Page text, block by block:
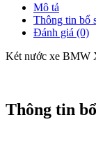
Mô tả
Thông tin bổ
Đánh giá (0)
Két nước xe BMW
Thông tin